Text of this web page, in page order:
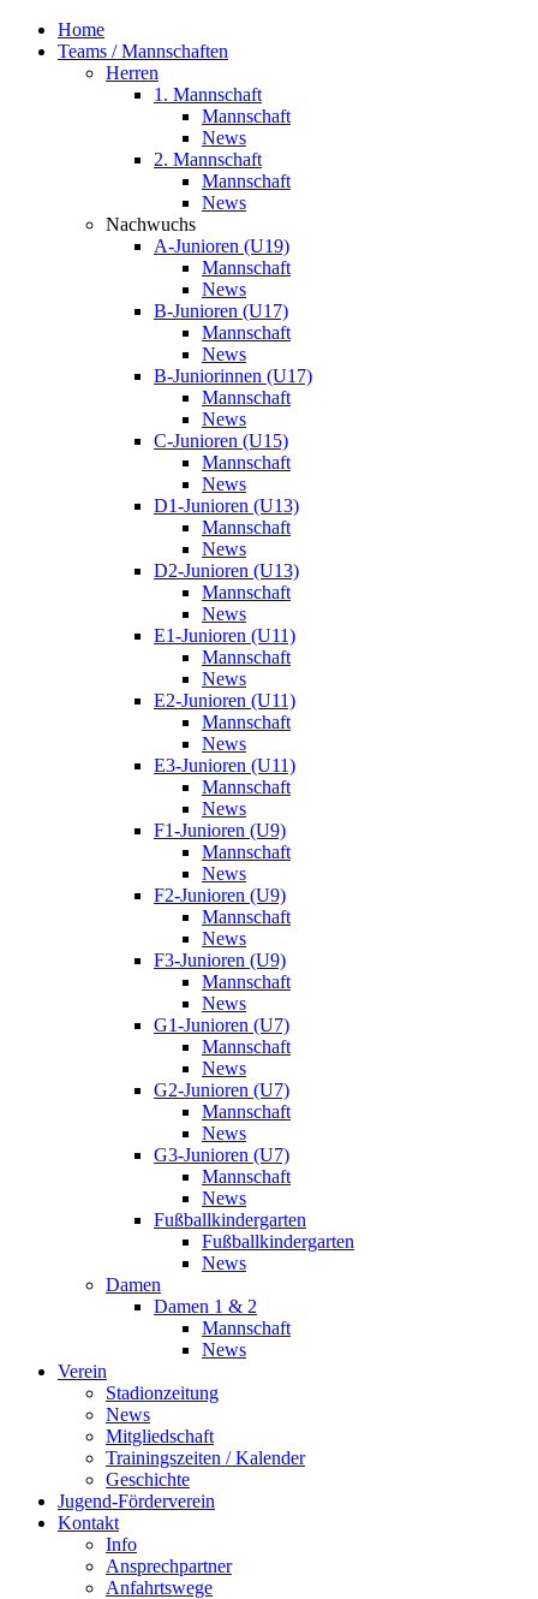
Home
Teams / Mannschaften
Herren
1. Mannschaft
Mannschaft
News
2. Mannschaft
Mannschaft
News
Nachwuchs
A-Junioren (U19)
Mannschaft
News
B-Junioren (U17)
Mannschaft
News
B-Juniorinnen (U17)
Mannschaft
News
C-Junioren (U15)
Mannschaft
News
D1-Junioren (U13)
Mannschaft
News
D2-Junioren (U13)
Mannschaft
News
E1-Junioren (U11)
Mannschaft
News
E2-Junioren (U11)
Mannschaft
News
E3-Junioren (U11)
Mannschaft
News
F1-Junioren (U9)
Mannschaft
News
F2-Junioren (U9)
Mannschaft
News
F3-Junioren (U9)
Mannschaft
News
G1-Junioren (U7)
Mannschaft
News
G2-Junioren (U7)
Mannschaft
News
G3-Junioren (U7)
Mannschaft
News
Fußballkindergarten
Fußballkindergarten
News
Damen
Damen 1 & 2
Mannschaft
News
Verein
Stadionzeitung
News
Mitgliedschaft
Trainingszeiten / Kalender
Geschichte
Jugend-Förderverein
Kontakt
Info
Ansprechpartner
Anfahrtswege